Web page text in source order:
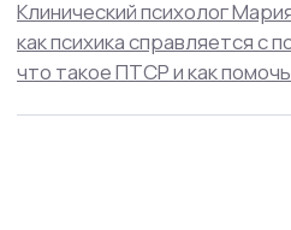
+7(800)200-